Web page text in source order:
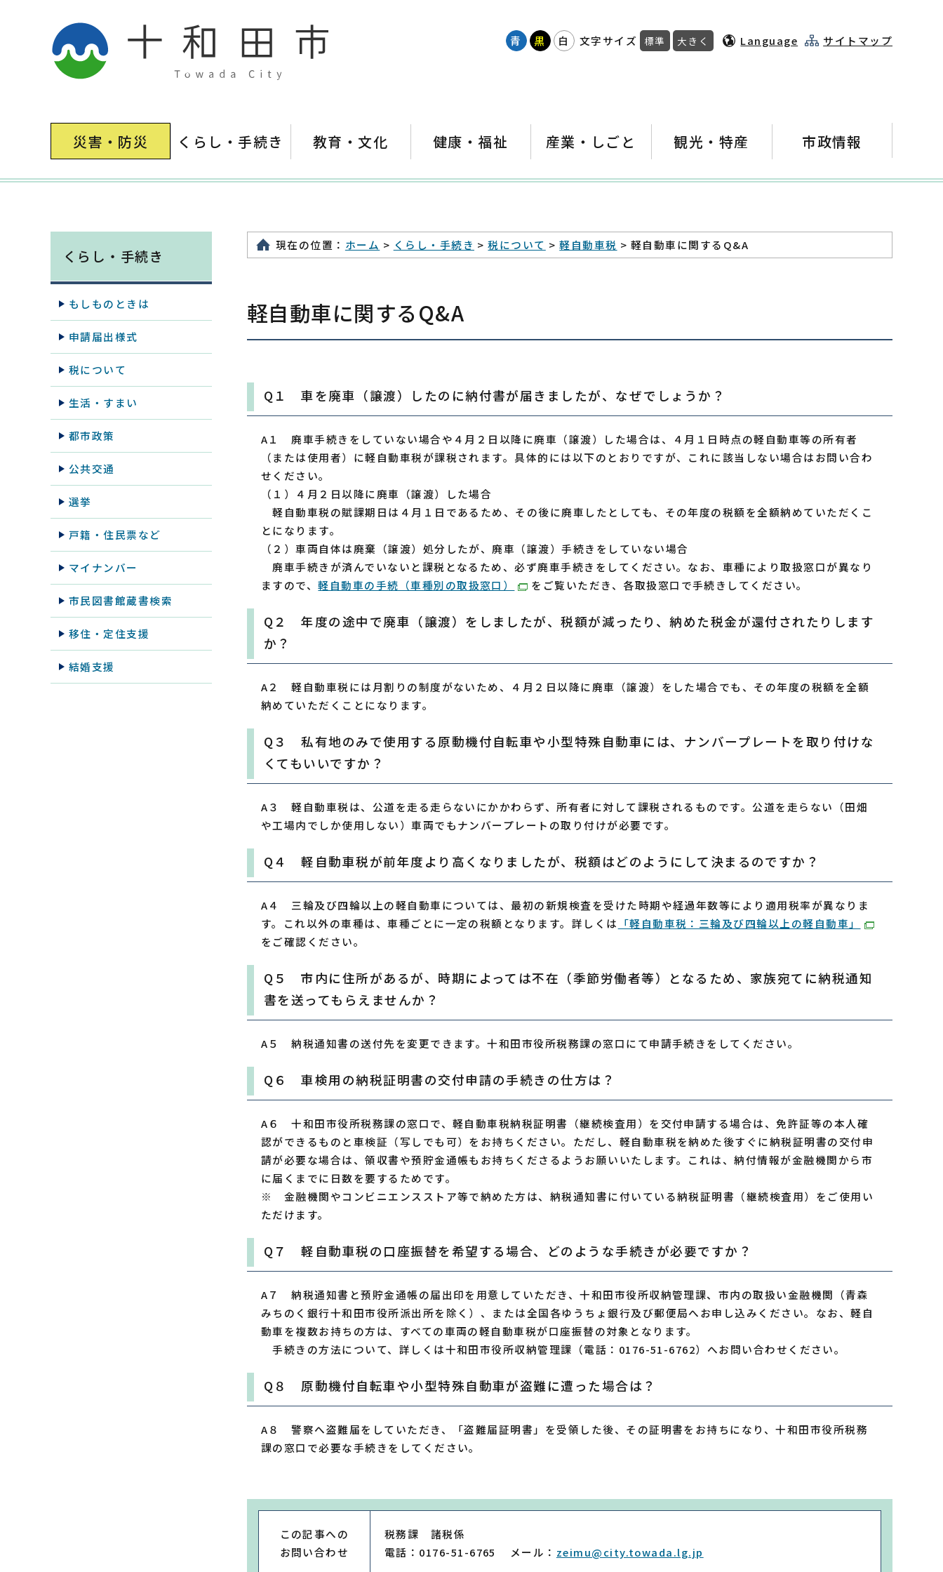
青 黒 白 文字サイズ 標準 大きく Language サイトマップ
災害・防災 くらし・手続き 教育・文化 健康・福祉 産業・しごと 観光・特産 市政情報
現在の位置： ホーム > くらし・手続き >税について >軽自動車税 > 軽自動車に関するQ&A
軽自動車に関するQ&A
Q１ 車を廃車（譲渡）したのに納付書が届きましたが、なぜでしょうか？
A１ 廃車手続きをしていない場合や４月２日以降に廃車（譲渡）した場合は、４月１日時点の軽自動車等の所有者
（または使用者）に軽自動車税が課税されます。具体的には以下のとおりですが、これに該当しない場合はお問い合わ
せください。
（１）４月２日以降に廃車（譲渡）した場合
軽自動車税の賦課期日は４月１日であるため、その後に廃車したとしても、その年度の税額を全額納めていただくこ
とになります。
（２）車両自体は廃棄（譲渡）処分したが、廃車（譲渡）手続きをしていない場合
廃車手続きが済んでいないと課税となるため、必ず廃車手続きをしてください。なお、車種により取扱窓口が異なり
ますので、軽自動車の手続（車種別の取扱窓口） をご覧いただき、各取扱窓口で手続きしてください。
Q２ 年度の途中で廃車（譲渡）をしましたが、税額が減ったり、納めた税金が還付されたりします
か？
A２ 軽自動車税には月割りの制度がないため、４月２日以降に廃車（譲渡）をした場合でも、その年度の税額を全額
納めていただくことになります。
Q３ 私有地のみで使用する原動機付自転車や小型特殊自動車には、ナンバープレートを取り付けな
くてもいいですか？
A３ 軽自動車税は、公道を走る走らないにかかわらず、所有者に対して課税されるものです。公道を走らない（田畑
や工場内でしか使用しない）車両でもナンバープレートの取り付けが必要です。
Q４ 軽自動車税が前年度より高くなりましたが、税額はどのようにして決まるのですか？
A４ 三輪及び四輪以上の軽自動車については、最初の新規検査を受けた時期や経過年数等により適用税率が異なりま
す。これ以外の車種は、車種ごとに一定の税額となります。詳しくは 「軽自動車税：三輪及び四輪以上の軽自動車」
をご確認ください。
Q５ 市内に住所があるが、時期によっては不在（季節労働者等）となるため、家族宛てに納税通知
書を送ってもらえませんか？
A５ 納税通知書の送付先を変更できます。十和田市役所税務課の窓口にて申請手続きをしてください。
Q６ 車検用の納税証明書の交付申請の手続きの仕方は？
A６ 十和田市役所税務課の窓口で、軽自動車税納税証明書（継続検査用）を交付申請する場合は、免許証等の本人確
認ができるものと車検証（写しでも可）をお持ちください。ただし、軽自動車税を納めた後すぐに納税証明書の交付申
請が必要な場合は、領収書や預貯金通帳もお持ちくださるようお願いいたします。これは、納付情報が金融機関から市
に届くまでに日数を要するためです。
※ 金融機関やコンビニエンスストア等で納めた方は、納税通知書に付いている納税証明書（継続検査用）をご使用い
ただけます。
Q７ 軽自動車税の口座振替を希望する場合、どのような手続きが必要ですか？
A７ 納税通知書と預貯金通帳の届出印を用意していただき、十和田市役所収納管理課、市内の取扱い金融機関（青森
みちのく銀行十和田市役所派出所を除く）、または全国各ゆうちょ銀行及び郵便局へお申し込みください。なお、軽自
動車を複数お持ちの方は、すべての車両の軽自動車税が口座振替の対象となります。
手続きの方法について、詳しくは十和田市役所収納管理課（電話：0176-51-6762）へお問い合わせください。
Q８ 原動機付自転車や小型特殊自動車が盗難に遭った場合は？
A８ 警察へ盗難届をしていただき、「盗難届証明書」を受領した後、その証明書をお持ちになり、十和田市役所税務
課の窓口で必要な手続きをしてください。
この記事への
お問い合わせ
税務課 諸税係
電話：0176-51-6765
メール： zeimu@city.towada.lg.jp
くらし・手続き
もしものときは
申請届出様式
税について
生活・すまい
都市政策
公共交通
選挙
戸籍・住民票など
マイナンバー
市民図書館蔵書検索
移住・定住支援
結婚支援